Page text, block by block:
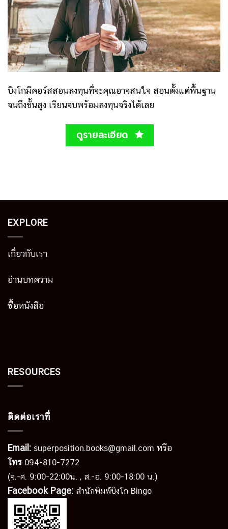
บิงโกมีคอร์สสอนลงทุนที่จะคุณอาจสนใจ สอนตั้งแต่พื้นฐาน
จนถึงขั้นสูง เรียนจบพร้อมลงทุนจริงได้เลย
ดูรายละเอียด
EXPLORE
เกี่ยวกับเรา
อ่านบทความ
ซื้อหนังสือ
RESOURCES
ติดต่อเราที่
Email: superposition.books@gmail.com หรือ
โทร 094-810-7272
(จ.-ศ. 9:00-22:00น. , ส.-อ. 9:00-18:00 น.)
Facebook Page: สำนักพิมพ์บิงโก Bingo